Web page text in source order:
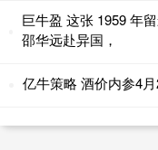
巨牛盈 这张 1959 年
邵华远赴异国，
亿牛策略 酒价内参4